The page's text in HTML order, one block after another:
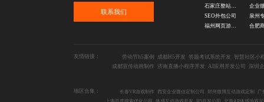
联系我们
石家庄整站优化公司
SEO外包公司
福州网页游戏开发
友情链接： 劳动节h5案例 成都H5开发 答题考试系统开发
智慧社区小
成都宣传动画制作 济南直播小程序开发 AI应用开发公司 深圳
地区合集： 长春VR游戏制作 西安企业微信定制公司 郑州微博互动游戏定制
广
上海百度搜索优化公司
体感互动游戏开发 H5开发公司 北海AR体感游戏